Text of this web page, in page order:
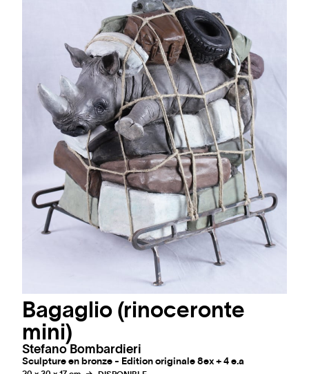
Bagaglio (rinoceronte
mini)
Stefano Bombardieri
Sculpture en bronze - Edition originale 8ex + 4 e.a